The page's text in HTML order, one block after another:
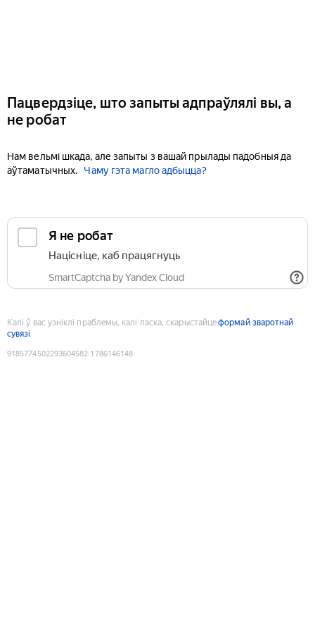
Пацвердзіце, што запыты адпраўлялі вы, а
не робат
Нам вельмі шкада, але запыты з вашай прылады падобныя да
аўтаматычных.
Чаму гэта магло адбыцца?
Я не робат
Націсніце, каб працягнуць
SmartCaptcha by Yandex Cloud
Калі ў вас узніклі праблемы, калі ласка, скарыстайцеформай зваротнай
сувязі
9185774502293604582:1786146148